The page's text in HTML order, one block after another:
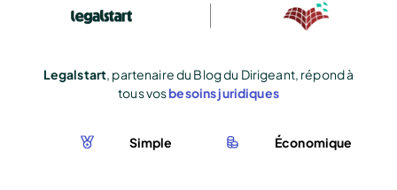
Legalstart, partenaire du Blog du Dirigeant, répond à
tous vosbesoins juridiques
Simple Économique